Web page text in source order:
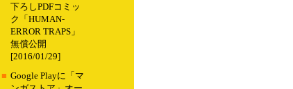
下ろしPDFコミッ
ク「HUMAN-
ERROR TRAPS」
無償公開
[2016/01/29]
■ Google Playに「マ